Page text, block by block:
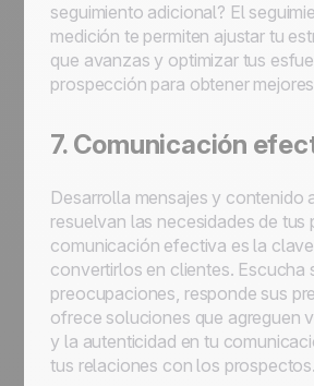
seguimiento adicional? El
medición te permiten ajustar tu
que avanzas y optimizar tus
prospección para obtener
7. Comunicación
Desarrolla mensajes y contenido
resuelvan las necesidades de tus
comunicación efectiva es la
convertirlos en clientes. Escucha
preocupaciones, responde sus
ofrece soluciones que agreguen
y la autenticidad en tu
tus relaciones con los prospectos.